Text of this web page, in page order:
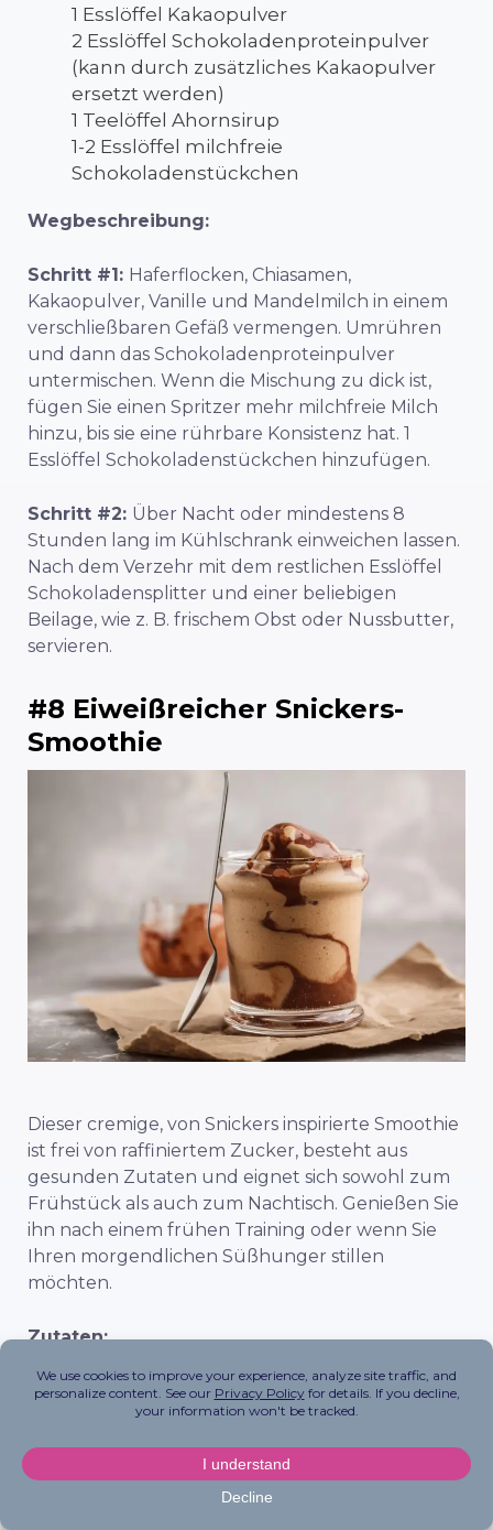
1 Esslöffel Kakaopulver
2 Esslöffel Schokoladenproteinpulver
(kann durch zusätzliches Kakaopulver
ersetzt werden)
1 Teelöffel Ahornsirup
1-2 Esslöffel milchfreie
Schokoladenstückchen
Wegbeschreibung:
Schritt #1: Haferflocken, Chiasamen,
Kakaopulver, Vanille und Mandelmilch in einem
verschließbaren Gefäß vermengen. Umrühren
und dann das Schokoladenproteinpulver
untermischen. Wenn die Mischung zu dick ist,
fügen Sie einen Spritzer mehr milchfreie Milch
hinzu, bis sie eine rührbare Konsistenz hat. 1
Esslöffel Schokoladenstückchen hinzufügen.
Schritt #2: Über Nacht oder mindestens 8
Stunden lang im Kühlschrank einweichen lassen.
Nach dem Verzehr mit dem restlichen Esslöffel
Schokoladensplitter und einer beliebigen
Beilage, wie z. B. frischem Obst oder Nussbutter,
servieren.
#8 Eiweißreicher Snickers-
Smoothie
Dieser cremige, von Snickers inspirierte Smoothie
ist frei von raffiniertem Zucker, besteht aus
gesunden Zutaten und eignet sich sowohl zum
Frühstück als auch zum Nachtisch. Genießen Sie
ihn nach einem frühen Training oder wenn Sie
Ihren morgendlichen Süßhunger stillen
möchten.
Zutaten:
1 Tasse Mandelmilch oder milchfreie
Milch nach Wahl, ungesüßt
½ gefrorene Banane
½ Tasse gefrorene Blumenkohlröschen
1 Esslöffel Erdnussbutter